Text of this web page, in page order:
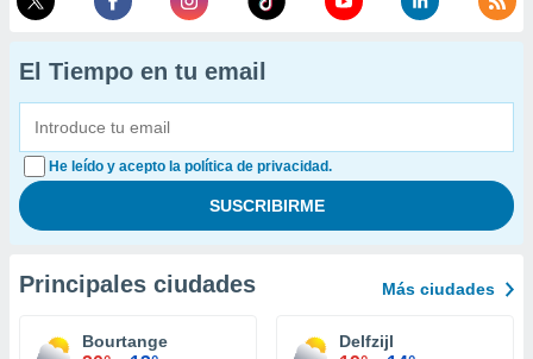
El Tiempo en tu email
He leído y acepto la política de privacidad.
Principales ciudades Más ciudades
Bourtange Delfzijl